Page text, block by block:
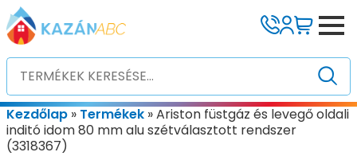
Kezdőlap » Termékek »Ariston füstgáz és levegő oldali
inditó idom 80 mm alu szétválasztott rendszer
(3318367)